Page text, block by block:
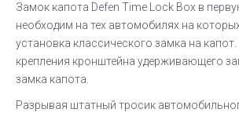
Замок капота Defen Time Lock Box в
необходим на тех автомобилях на
установка классического замка на капот.
крепления кронштейна удерживающего
замка капота.
Разрывая штатный тросик